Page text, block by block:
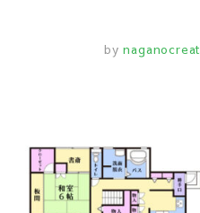
by naganocreat